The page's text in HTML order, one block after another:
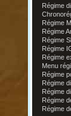
Régime
Régime
Régime
Régime
Régime
Régime
Menu
Régime
Régime
Régime
Régime
Régime